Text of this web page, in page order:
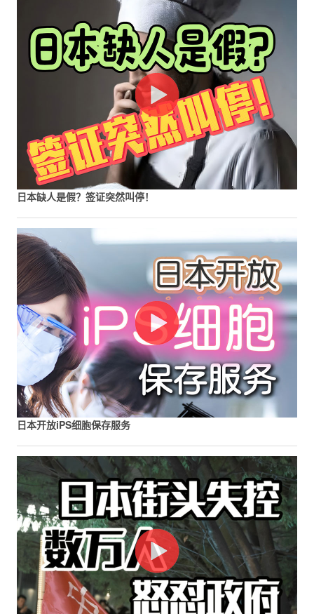
日本缺人是假？签证突然叫停！
日本开放iPS细胞保存服务